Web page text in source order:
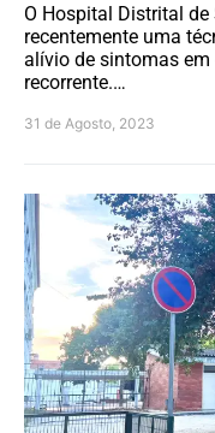
O Hospital Distrital
recentemente uma
alívio de sintomas
recorrente.…
31 de Agosto, 2023